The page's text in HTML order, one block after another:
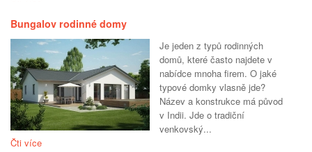
Bungalov rodinné domy
Je jeden z typů rodinných
domů, které často najdete v
nabídce mnoha firem. O jaké
typové domky vlasně jde?
Název a konstrukce má původ
v Indii. Jde o tradiční
venkovský...
Čti více